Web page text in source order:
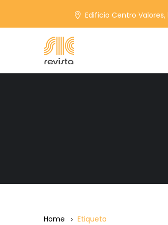
Edificio Centro
Home Etiqueta